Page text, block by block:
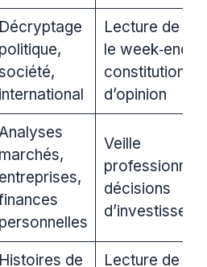
Décryptage
politique,
international
Lecture de
le week‑end,
constitution
d’opinion
marchés,
entreprises,
personnelles
Veille
décisions
Histoires de
Lecture de